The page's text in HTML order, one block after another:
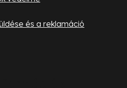
és a reklamáció